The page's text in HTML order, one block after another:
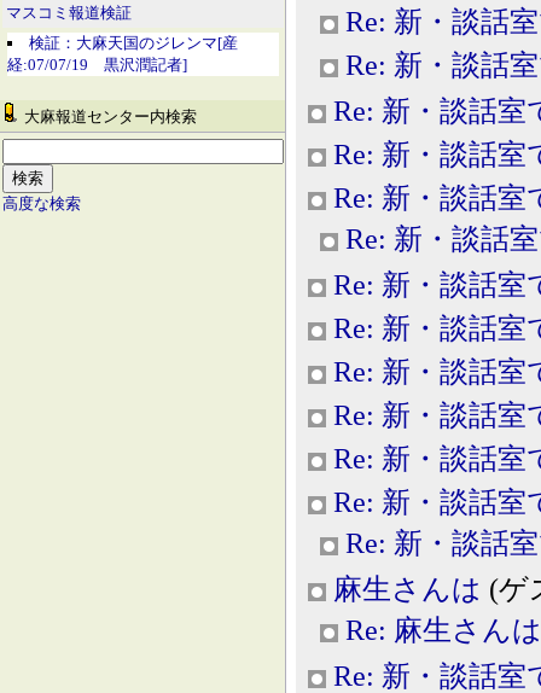
マスコミ報道検証
検証：大麻天国のジレンマ[産
経:07/07/19 黒沢潤記者]
大麻報道センター内検索
高度な検索
Re: 新・談話
Re: 新・談話
Re: 新・談話室
Re: 新・談話室
Re: 新・談話室
Re: 新・談話
Re: 新・談話室
Re: 新・談話室
Re: 新・談話室
Re: 新・談話室
Re: 新・談話室
Re: 新・談話室
Re: 新・談話
麻生さんは (ゲ
Re: 麻生さんは
Re: 新・談話室